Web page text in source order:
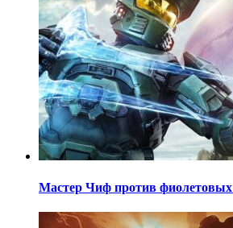
Мастер Чиф против фиолетовых